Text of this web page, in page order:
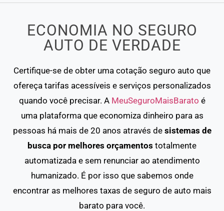
ECONOMIA NO SEGURO
AUTO DE VERDADE
Certifique-se de obter uma cotação seguro auto que
ofereça tarifas acessíveis e serviços personalizados
quando você precisar. A MeuSeguroMaisBarato é
uma plataforma que economiza dinheiro para as
pessoas há mais de 20 anos através de sistemas de
busca por melhores orçamentos totalmente
automatizada e sem renunciar ao atendimento
humanizado. É por isso que sabemos onde
encontrar as melhores taxas de seguro de auto mais
barato para você.